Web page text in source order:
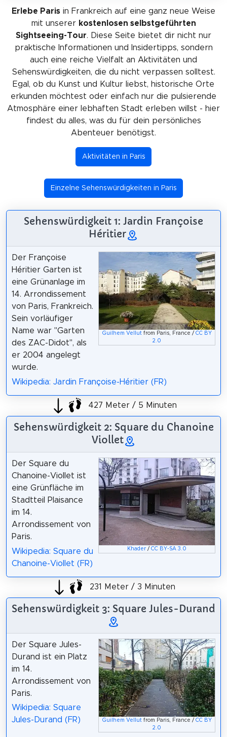
Erlebe Paris in Frankreich auf eine ganz neue Weise
mit unserer kostenlosen selbstgeführten
Sightseeing-Tour. Diese Seite bietet dir nicht nur
praktische Informationen und Insidertipps, sondern
auch eine reiche Vielfalt an Aktivitäten und
Sehenswürdigkeiten, die du nicht verpassen solltest.
Egal, ob du Kunst und Kultur liebst, historische Orte
erkunden möchtest oder einfach nur die pulsierende
Atmosphäre einer lebhaften Stadt erleben willst - hier
findest du alles, was du für dein persönliches
Abenteuer benötigst.
Aktivitäten in Paris
Einzelne Sehenswürdigkeiten in Paris
Sehenswürdigkeit 1: Jardin Françoise
Héritier
Guilhem Vellutfrom Paris, France / CC BY
2.0
Der Françoise
Héritier Garten ist
eine Grünanlage im
14. Arrondissement
von Paris, Frankreich.
Sein vorläufiger
Name war "Garten
des ZAC-Didot", als
er 2004 angelegt
wurde.
Wikipedia: Jardin Françoise-Héritier (FR)
427 Meter / 5 Minuten
Sehenswürdigkeit 2: Square du Chanoine
Viollet
Khader /CC BY-SA 3.0
Der Square du
Chanoine-Viollet ist
eine Grünfläche im
Stadtteil Plaisance
im 14.
Arrondissement von
Paris.
Wikipedia: Square du
Chanoine-Viollet (FR)
231 Meter / 3 Minuten
Sehenswürdigkeit 3: Square Jules-Durand
Guilhem Vellutfrom Paris, France / CC BY
2.0
Der Square Jules-
Durand ist ein Platz
im 14.
Arrondissement von
Paris.
Wikipedia: Square
Jules-Durand (FR)